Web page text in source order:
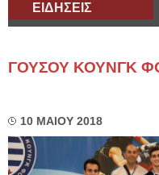
ΕΙΔΗΣΕΙΣ
ΓΟΥΣΟΥ ΚΟΥΝΓΚ
10 ΜΑΙΟΥ 2018